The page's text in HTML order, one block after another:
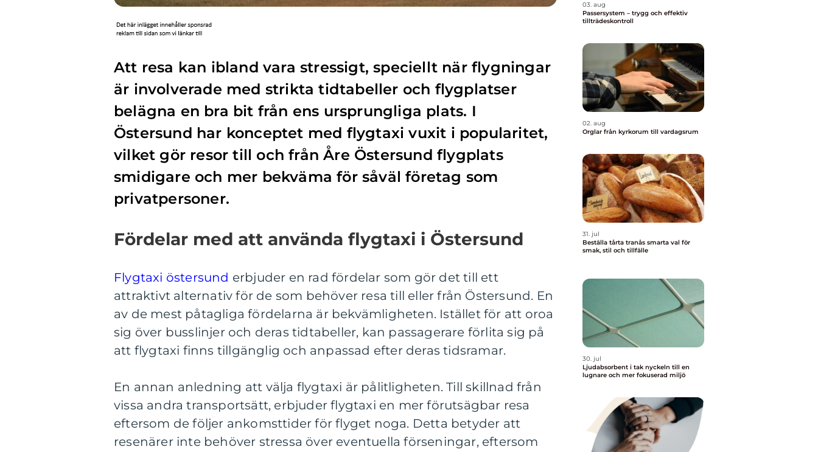
Att resa kan ibland vara stressigt, speciellt när flygningar
är involverade med strikta tidtabeller och flygplatser
belägna en bra bit från ens ursprungliga plats. I
Östersund har konceptet med flygtaxi vuxit i popularitet,
vilket gör resor till och från Åre Östersund flygplats
smidigare och mer bekväma för såväl företag som
privatpersoner.
Fördelar med att använda flygtaxi i Östersund
Flygtaxi östersund erbjuder en rad fördelar som gör det till ett
attraktivt alternativ för de som behöver resa till eller från Östersund. En
av de mest påtagliga fördelarna är bekvämligheten. Istället för att oroa
sig över busslinjer och deras tidtabeller, kan passagerare förlita sig på
att flygtaxi finns tillgänglig och anpassad efter deras tidsramar.
En annan anledning att välja flygtaxi är pålitligheten. Till skillnad från
vissa andra transportsätt, erbjuder flygtaxi en mer förutsägbar resa
eftersom de följer ankomsttider för flyget noga. Detta betyder att
resenärer inte behöver stressa över eventuella förseningar, eftersom
03. aug
Passersystem – trygg och effektiv
tillträdeskontroll
02. aug
Orglar från kyrkorum till vardagsrum
31. jul
Beställa tårta tranås smarta val för
smak, stil och tillfälle
30. jul
Ljudabsorbent i tak nyckeln till en
lugnare och mer fokuserad miljö